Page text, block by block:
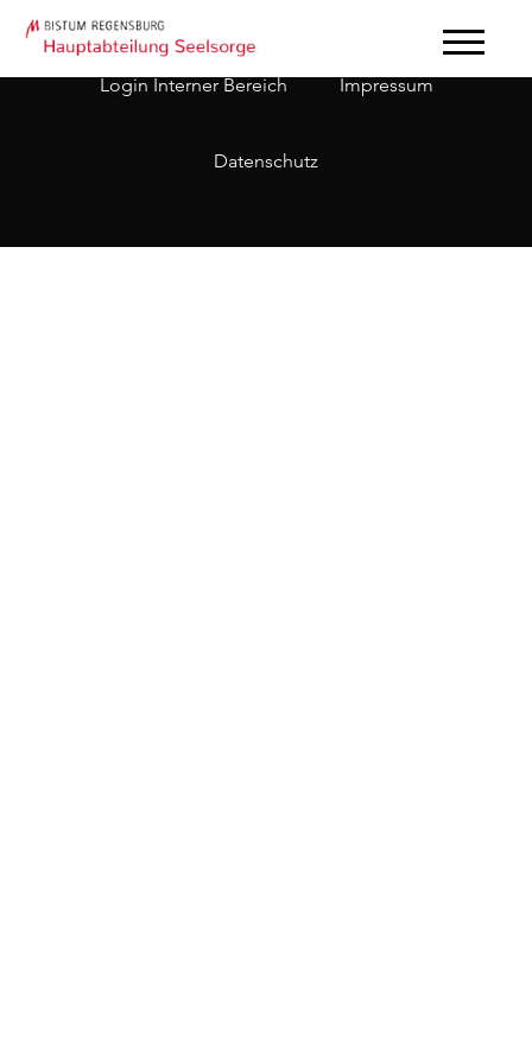
Login Interner Bereich Impressum
Datenschutz